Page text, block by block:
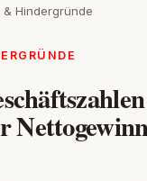
& Hindergründe